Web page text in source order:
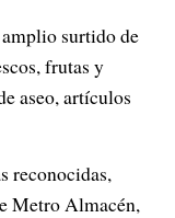
surtido de
frutas y
aseo, artículos
reconocidas,
Metro Almacén,